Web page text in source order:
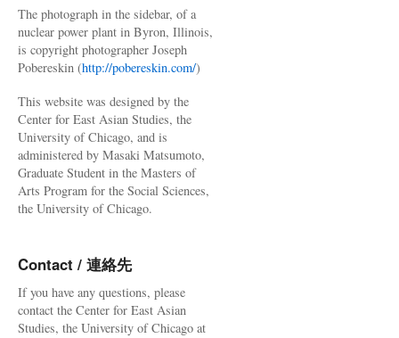
The photograph in the sidebar, of a
nuclear power plant in Byron, Illinois,
is copyright photographer Joseph
Pobereskin (http://pobereskin.com/)
This website was designed by the
Center for East Asian Studies, the
University of Chicago, and is
administered by Masaki Matsumoto,
Graduate Student in the Masters of
Arts Program for the Social Sciences,
the University of Chicago.
Contact / 連絡先
If you have any questions, please
contact the Center for East Asian
Studies, the University of Chicago at